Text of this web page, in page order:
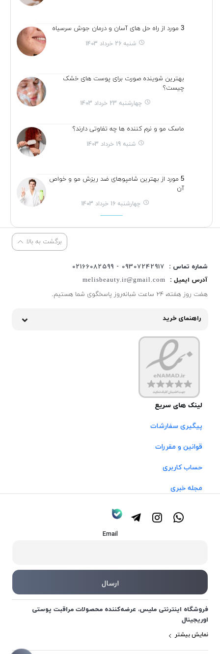
3 مورد از راه حل های آسان و درمان جوش سرسیاه
شنبه 26 خرداد 1403
بهترین شوینده صورت برای پوست های خشک
چیست؟
چهارشنبه 23 خرداد 1403
ماسک مو و نرم کننده ها چه تفاوتی دارند؟
شنبه 19 خرداد 1403
5 مورد از بهترین شامپوهای ضد ریزش مو و خواص
آن
چهارشنبه 16 خرداد 1403
برگشت به بالا
شماره تماس :
09307242917 - 02166082599
آدرس ایمیل :
melisbeauty.ir@gmail.com
هفت روز هفته، ۲۴ ساعت شبانه‌روز پاسخگوی شما هستیم.
راهنمای خرید
لینک های سریع
پیگیری سفارشات
قوانین و مقررات
حساب کاربری
مجله خبری
Email
فروشگاه اینترنتی ملیس، عرضه‌کننده محصولات مراقبت پوستی
اوریجینال
نمایش بیشتر